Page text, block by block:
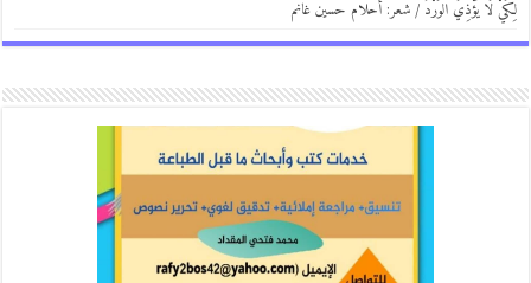
لَا يُؤْذِيَ الوَرْدُ / شعر: أحلام حسين غانم